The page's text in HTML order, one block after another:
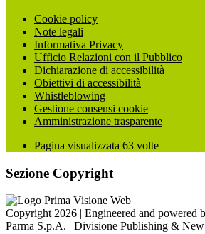
Cookie policy
Note legali
Informativa Privacy
Ufficio Relazioni con il Pubblico
Dichiarazione di accessibilità
Obiettivi di accessibilità
Whistleblowing
Gestione consensi cookie
Amministrazione trasparente
Pagina visualizzata 63 volte
Sezione Copyright
Copyright 2026 | Engineered and powered
Parma S.p.A. | Divisione Publishing &